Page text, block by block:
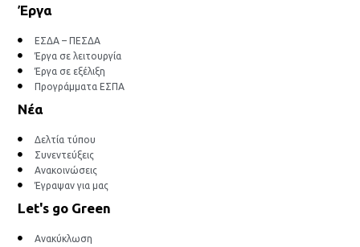
Έργα
ΕΣΔΑ – ΠΕΣΔΑ
Έργα σε λειτουργία
Έργα σε εξέλιξη
Προγράμματα ΕΣΠΑ
Νέα
Δελτία τύπου
Συνεντεύξεις
Ανακοινώσεις
Έγραψαν για μας
Let's go Green
Ανακύκλωση